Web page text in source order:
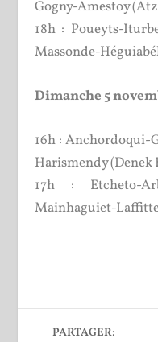
Gogny-Amestoy
18h : Poueyts-
Massonde-
Dimanche 5
16h : Anchordoqui-
Harismendy (Denek
17h : Etcheto-
Mainhaguiet-
PARTAGER: